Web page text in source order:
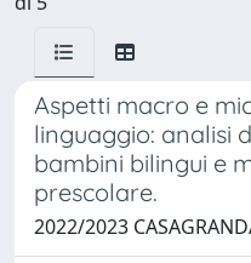
Aspetti macro e
linguaggio: analisi
bambini bilingui e
prescolare.
2022/2023